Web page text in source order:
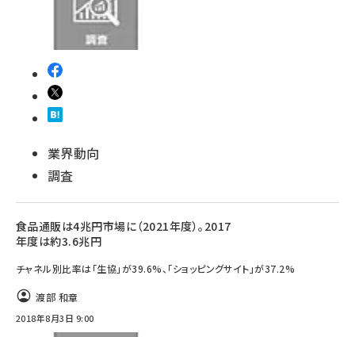
業界動向
調査
食品通販は4兆円市場に（2021年度）。2017
年度は約3.6兆円
チャネル別比率は「生協」が39.6%、「ショッピングサイト」が37.2%
渡部 和章
2018年8月3日 9:00